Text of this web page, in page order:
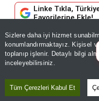
Sizlere daha iyi hizmet
konumlandırmaktayız. Kişisel
toplanıp işlenir. Detaylı bilgi
inceleyebilirsiniz.
Tüm Çerezleri Kabul Et
Linke Tıkla,
Favorilerine Ekle!
GÜNDEM
Suudi